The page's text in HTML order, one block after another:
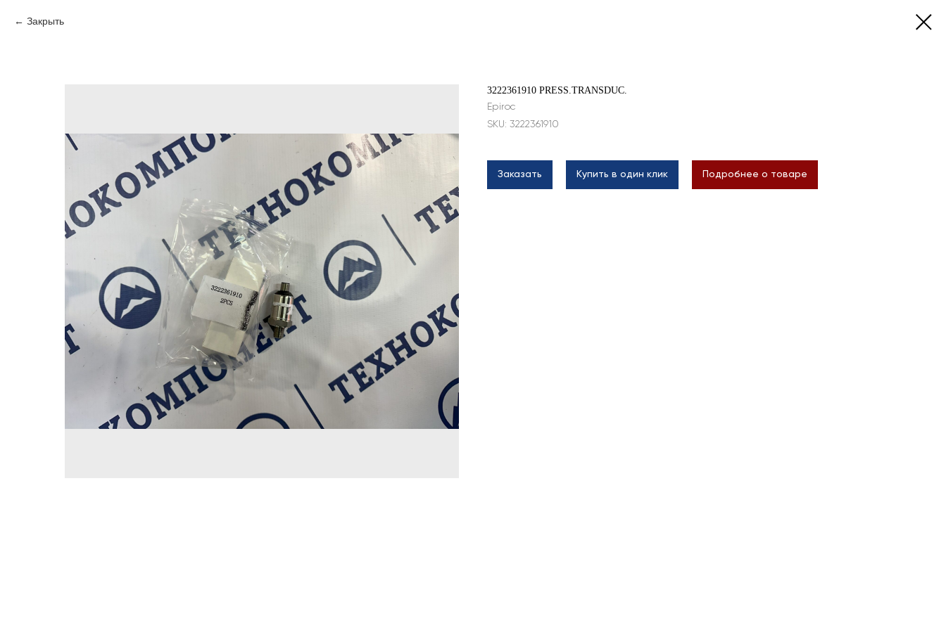
Закрыть
3222361910 PRESS.TRANSDUC.
Epiroc
SKU: 3222361910
Заказать Купить в один клик Подробнее о товаре